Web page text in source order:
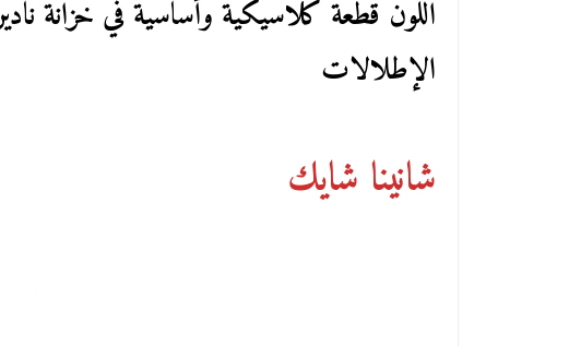
اللون قطعة كلاسيكية وأساسية في خزانة
الإطلالات
شانينا شايك